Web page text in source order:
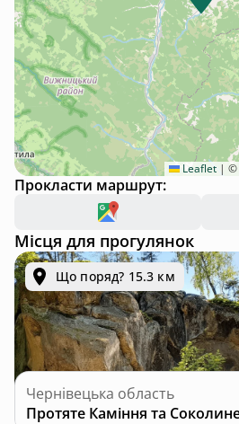
Leaflet | ©
Прокласти маршрут:
Місця для прогулянок
Що поряд? 15.3 км
Чернівецька область